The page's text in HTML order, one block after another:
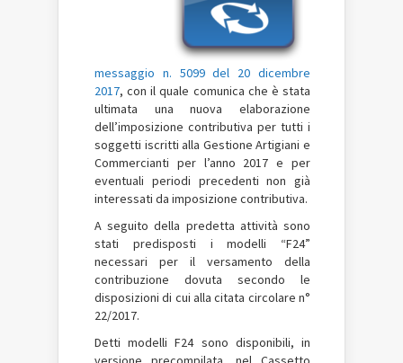
messaggio n. 5099 del 20 dicembre
2017, con il quale comunica che è stata
ultimata una nuova elaborazione
dell’imposizione contributiva per tutti i
soggetti iscritti alla Gestione Artigiani e
Commercianti per l’anno 2017 e per
eventuali periodi precedenti non già
interessati da imposizione contributiva.
A seguito della predetta attività sono
stati predisposti i modelli “F24”
necessari per il versamento della
contribuzione dovuta secondo le
disposizioni di cui alla citata circolare n°
22/2017.
Detti modelli F24 sono disponibili, in